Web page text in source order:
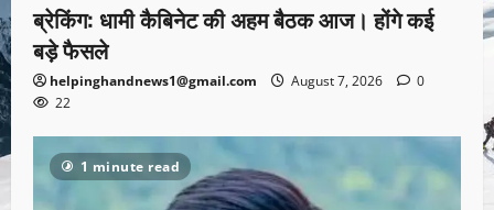
ब्रेकिंग: धामी कैबिनेट की अहम बैठक आज। होंगे कई
बड़े फैसले
helpinghandnews1@gmail.com August 7, 2026
0
22
1 minute read